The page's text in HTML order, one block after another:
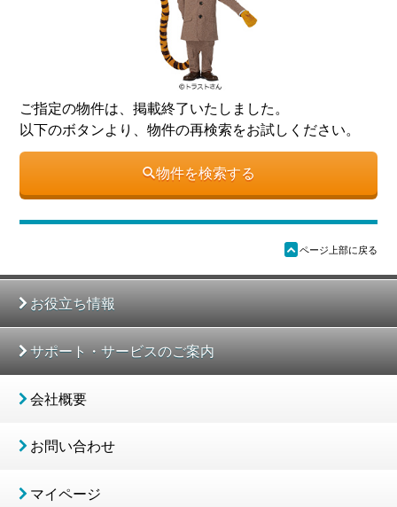
ご指定の物件は、掲載終了いたしました。
以下のボタンより、物件の再検索をお試しください。
物件を検索する
ü ページ上部に戻る
お役立ち情報
サポート・サービスのご案内
会社概要
お問い合わせ
マイページ